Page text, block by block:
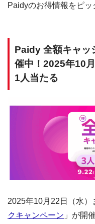
Paidyのお得情報をピッ
Paidy 全額キャッ
催中！2025年10
1人当たる
2025年10月22日（水）
クキャンペーン 」が開